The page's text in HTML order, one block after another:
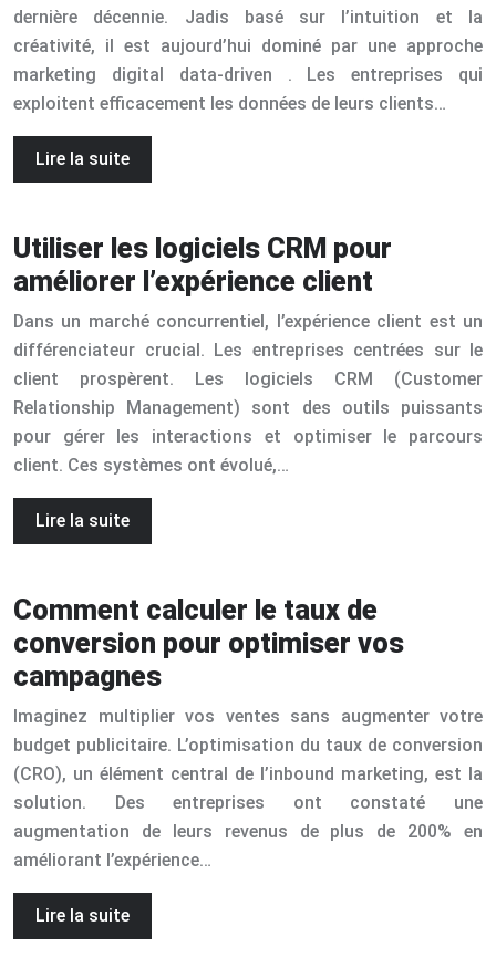
dernière décennie. Jadis basé sur l’intuition et la
créativité, il est aujourd’hui dominé par une approche
marketing digital data-driven . Les entreprises qui
exploitent efficacement les données de leurs clients…
Lire la suite
Utiliser les logiciels CRM pour
améliorer l’expérience client
Dans un marché concurrentiel, l’expérience client est un
différenciateur crucial. Les entreprises centrées sur le
client prospèrent. Les logiciels CRM (Customer
Relationship Management) sont des outils puissants
pour gérer les interactions et optimiser le parcours
client. Ces systèmes ont évolué,…
Lire la suite
Comment calculer le taux de
conversion pour optimiser vos
campagnes
Imaginez multiplier vos ventes sans augmenter votre
budget publicitaire. L’optimisation du taux de conversion
(CRO), un élément central de l’inbound marketing, est la
solution. Des entreprises ont constaté une
augmentation de leurs revenus de plus de 200% en
améliorant l’expérience…
Lire la suite